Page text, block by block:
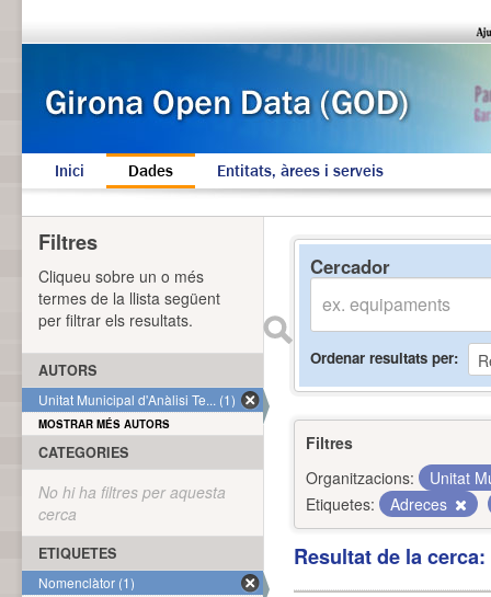
Inici Dades Entitats, àrees i serveis
Cercador
Ordenar resultats per
Filtres
Organitzacions:
Unitat
Etiquetes:
Adreces
Resultat de la
Filtres
Cliqueu sobre un o més
termes de la llista següent
per filtrar els resultats.
AUTORS
Unitat Municipal d'Anàlisi Te... (1)
MOSTRAR MÉS AUTORS
CATEGORIES
No hi ha filtres per aquesta
cerca
ETIQUETES
Nomenclàtor (1)